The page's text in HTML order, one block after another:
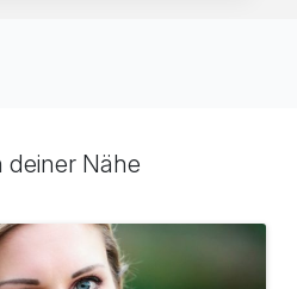
deiner Nähe